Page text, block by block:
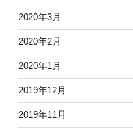
2020年3月
2020年2月
2020年1月
2019年12月
2019年11月